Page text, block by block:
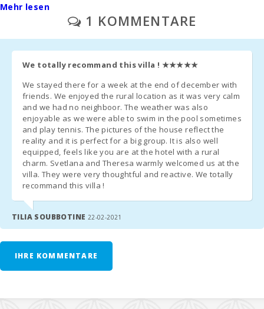
- Die Endreinigung wird separat bezahlt - 200 Euro
Eine vorherige Anfrage: Ein Kinderbett und ein Hochstuhl werden
kostenlos angefordert.
- Zweite Krippeneinheit - 8 € pro Tag
- In Zimmern, in denen ein Zustellbett hinzugefügt werden kann
und wann immer es verfügbar ist, beträgt der Preis 28 Euro pro
Frühstück: 13,00€ pax/tag
Halbpension: 32,50€ pax/tag. Mindestens 7 Tage. Die
Getränke am Abend sind nicht im Preis inbegriffen
ZUSÄTZLICHE HINWEISE:
- Einige Tage vor Ihrer Ankunft müssen Sie sich an die Rezeption
zutreffend) mitzuteilen und die Schlüsselübergabe zu
Mehr lesen
1 KOMMENTARE
We totally recommand this villa ! ★★★★★
We stayed there for a week at the end of december with
friends. We enjoyed the rural location as it was very calm
and we had no neighboor. The weather was also
enjoyable as we were able to swim in the pool sometimes
and play tennis. The pictures of the house reflect the
reality and it is perfect for a big group. It is also well
equipped, feels like you are at the hotel with a rural
charm. Svetlana and Theresa warmly welcomed us at the
villa. They were very thoughtful and reactive. We totally
recommand this villa !
TILIA SOUBBOTINE 22-02-2021
IHRE KOMMENTARE